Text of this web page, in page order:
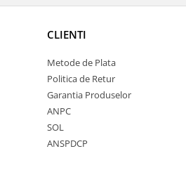
CLIENTI
Metode de Plata
Politica de Retur
Garantia Produselor
ANPC
SOL
ANSPDCP